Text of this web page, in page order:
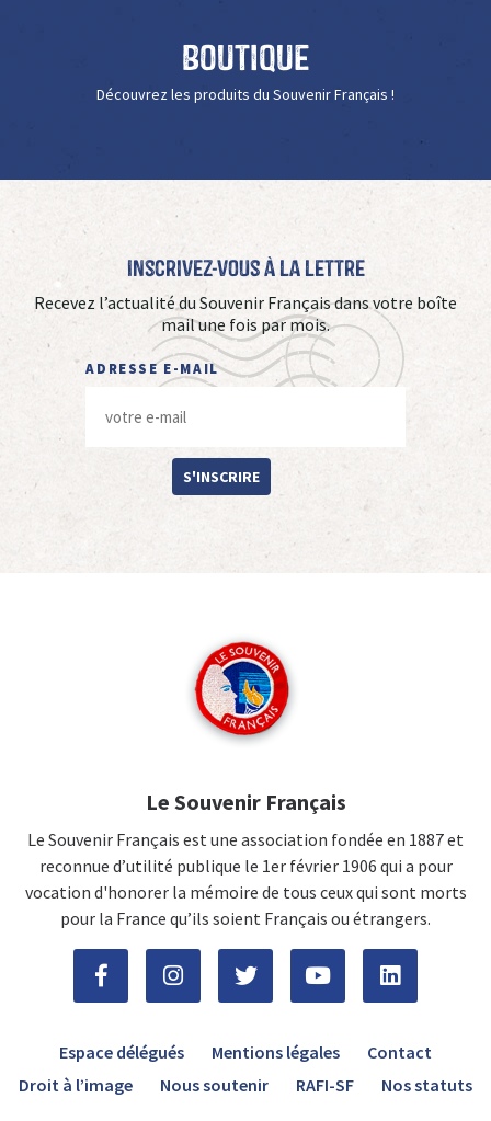
Boutique
Découvrez les produits du Souvenir Français !
Inscrivez-vous à La Lettre
Recevez l’actualité du Souvenir Français dans votre boîte
mail une fois par mois.
ADRESSE E-MAIL
S'INSCRIRE
Le Souvenir Français
Le Souvenir Français est une association fondée en 1887 et
reconnue d’utilité publique le 1er février 1906 qui a pour
vocation d'honorer la mémoire de tous ceux qui sont morts
pour la France qu’ils soient Français ou étrangers.
Espace délégués Mentions légales
Contact
Droit à l’image
Nous soutenir RAFI-SF Nos statuts